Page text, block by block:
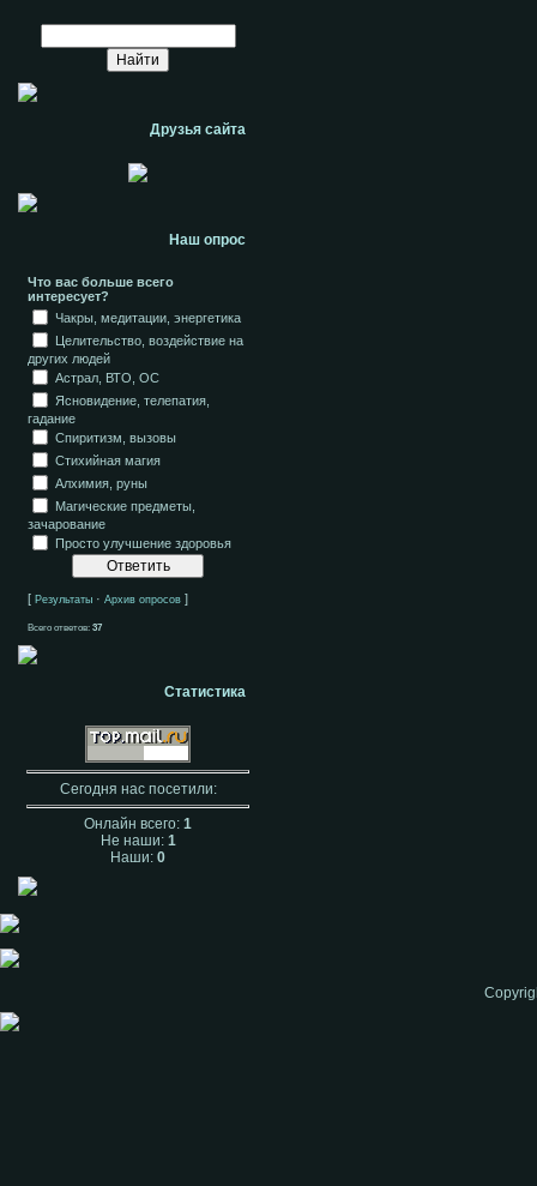
Друзья сайта
Наш опрос
Что вас больше всего
интересует?
Чакры, медитации, энергетика
Целительство, воздействие на
других людей
Астрал, ВТО, ОС
Ясновидение, телепатия,
гадание
Спиритизм, вызовы
Стихийная магия
Алхимия, руны
Магические предметы,
зачарование
Просто улучшение здоровья
[ Результаты · Архив опросов ]
Всего ответов: 37
Статистика
Сегодня нас посетили:
Онлайн всего: 1
Не наши: 1
Наши: 0